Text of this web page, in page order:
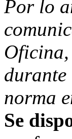
Por lo
durante
norma
Se